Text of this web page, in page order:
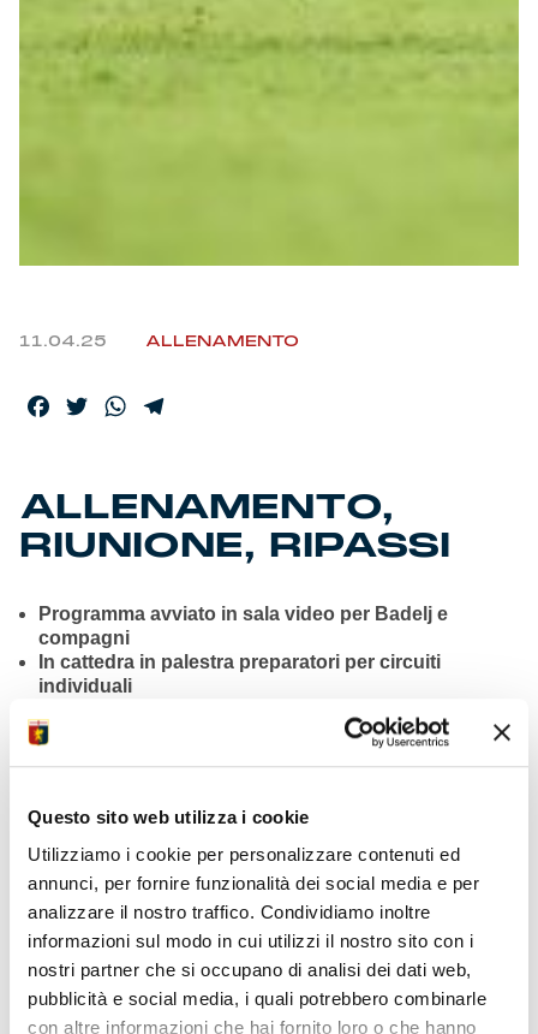
Questo sito web utilizza i cookie
Utilizziamo i cookie per personalizzare contenuti ed
annunci, per fornire funzionalità dei social media e per
analizzare il nostro traffico. Condividiamo inoltre
informazioni sul modo in cui utilizzi il nostro sito con i
nostri partner che si occupano di analisi dei dati web,
pubblicità e social media, i quali potrebbero combinarle
con altre informazioni che hai fornito loro o che hanno
11.04.25 ALLENAMENTO
Facebook
TwitterWhatsApp
ALLENAMENTO,
RIUNIONE, RIPASSI
Programma avviato in sala video per Badelj e
compagni
In cattedra in palestra preparatori per circuiti
individuali
d’insieme
Surplus di lavoro per la batteria dei portieri con tiri e
uscite
Allenamento regolare per Masini disponibile per
trasferta
Dirigenti presenti per seguire il programma fino alla
Sabato alle 13 la conferenza pre-gara del tecnico
rossoblù
Calda prevendita Genoa-Lazio in calendario a
Pasquetta